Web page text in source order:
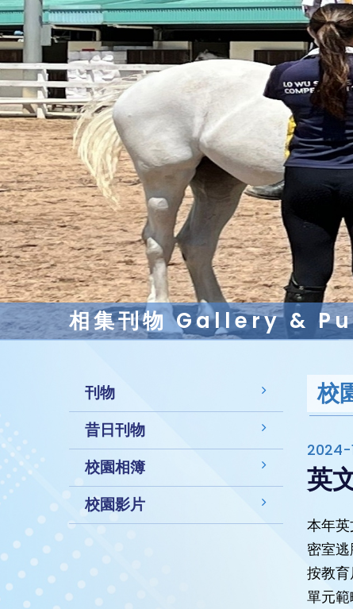
相集刊物 Gallery &
刊物
昔日刊物
校園相簿
校園影片
校
2024-
英
本年
密室
按教
單元